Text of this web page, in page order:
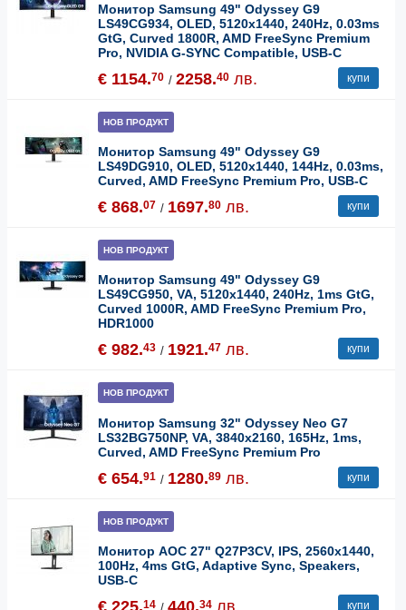
Монитор Samsung 49" Odyssey G9
LS49CG934, OLED, 5120x1440, 240Hz, 0.03ms
GtG, Curved 1800R, AMD FreeSync Premium
Pro, NVIDIA G-SYNC Compatible, USB-C
€ 1154.70 / 2258.40 лв. купи
НОВ ПРОДУКТ
Монитор Samsung 49" Odyssey G9
LS49DG910, OLED, 5120x1440, 144Hz, 0.03ms,
Curved, AMD FreeSync Premium Pro, USB-C
€ 868.07 / 1697.80 лв. купи
НОВ ПРОДУКТ
Монитор Samsung 49" Odyssey G9
LS49CG950, VA, 5120x1440, 240Hz, 1ms GtG,
Curved 1000R, AMD FreeSync Premium Pro,
HDR1000
€ 982.43 / 1921.47 лв. купи
НОВ ПРОДУКТ
Монитор Samsung 32" Odyssey Neo G7
LS32BG750NP, VA, 3840x2160, 165Hz, 1ms,
Curved, AMD FreeSync Premium Pro
€ 654.91 / 1280.89 лв. купи
НОВ ПРОДУКТ
Монитор AOC 27" Q27P3CV, IPS, 2560x1440,
100Hz, 4ms GtG, Adaptive Sync, Speakers,
USB-C
€ 225.14 440.34 лв. купи